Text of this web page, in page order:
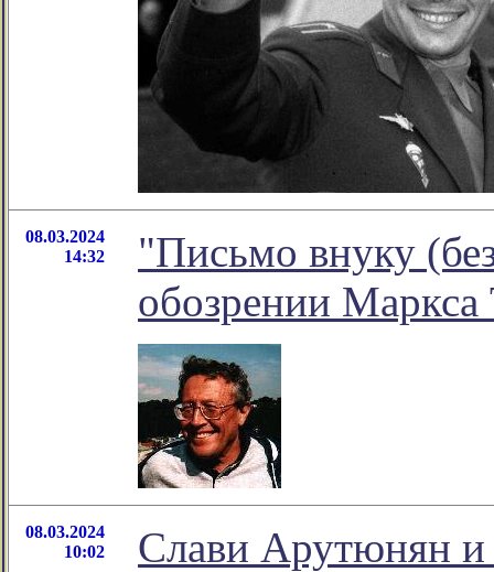
08.03.2024
14:32
"Письмо внуку
обозрении Маркса
08.03.2024
10:02
Слави Арутюнян